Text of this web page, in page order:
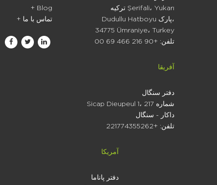
+ Blog
+ تماس با ما
ترکیه Şerifali، Yukarı
Dudullu Hatboyu پارک،
34775 Ümraniye، Turkey
تلفن: +90 216 466 69 00
آفریقا
دفتر سنگال
Sicap Dieupeul 1، شماره 217
داکار - سنگال
تلفن: +221774355262
آمریکا
دفتر پاناما